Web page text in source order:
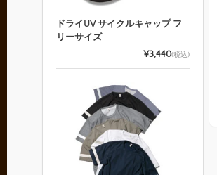
ドライUV サイクルキャップ フ
リーサイズ
¥3,440(税込)